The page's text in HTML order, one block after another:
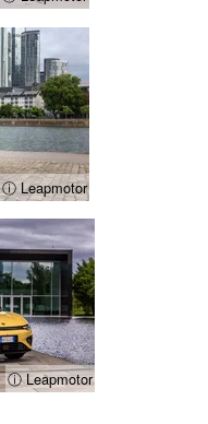
ⓘ Leapmotor
ⓘ Leapmotor